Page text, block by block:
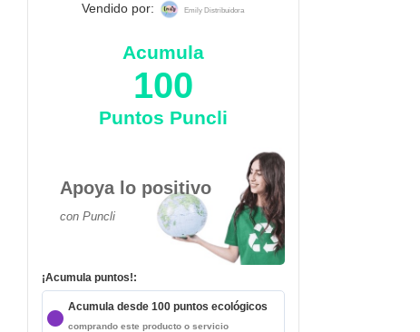
Vendido por: Emily Distribuidora
Acumula
100
Puntos Puncli
Apoya lo positivo
con Puncli
¡Acumula puntos!:
Acumula desde 100 puntos ecológicos
comprando este producto o servicio